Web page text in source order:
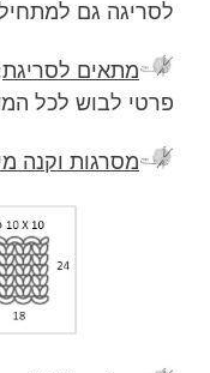
לסריגה גם
מתאים לסריגת
פרטי לבוש לכל
מסרגות וקנה